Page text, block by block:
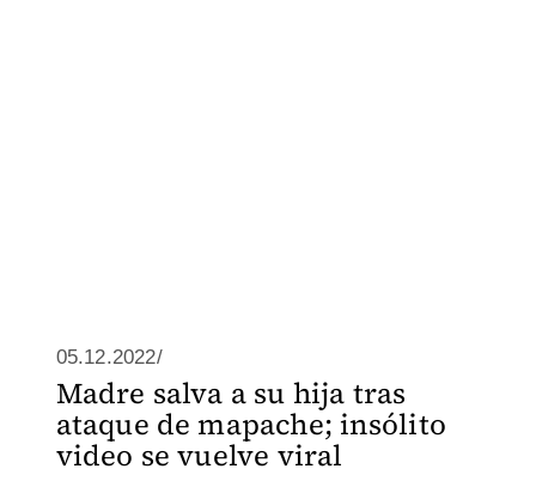
05.12.2022/
Madre salva a su hija tras
ataque de mapache; insólito
video se vuelve viral